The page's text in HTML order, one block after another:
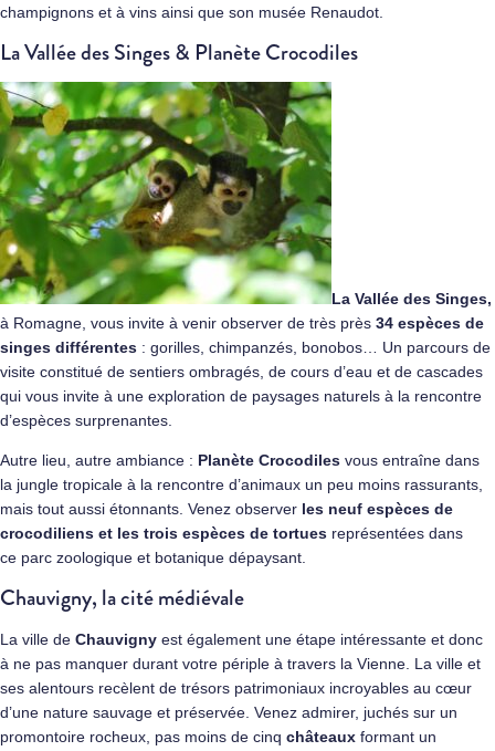
champignons et à vins ainsi que son musée Renaudot.
La Vallée des Singes & Planète Crocodiles
La Vallée des Singes,
à Romagne, vous invite à venir observer de très près 34 espèces de
singes différentes : gorilles, chimpanzés, bonobos… Un parcours de
visite constitué de sentiers ombragés, de cours d’eau et de cascades
qui vous invite à une exploration de paysages naturels à la rencontre
d’espèces surprenantes.
Autre lieu, autre ambiance : Planète Crocodiles vous entraîne dans
la jungle tropicale à la rencontre d’animaux un peu moins rassurants,
mais tout aussi étonnants. Venez observer les neuf espèces de
crocodiliens et les trois espèces de tortues représentées dans
ce parc zoologique et botanique dépaysant.
Chauvigny, la cité médiévale
La ville de Chauvigny est également une étape intéressante et donc
à ne pas manquer durant votre périple à travers la Vienne. La ville et
ses alentours recèlent de trésors patrimoniaux incroyables au cœur
d’une nature sauvage et préservée. Venez admirer, juchés sur un
promontoire rocheux, pas moins de cinq châteaux formant un